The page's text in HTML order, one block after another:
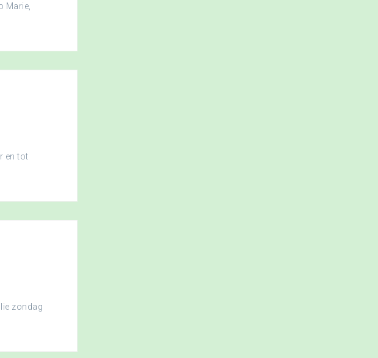
Marie,
en tot
zondag